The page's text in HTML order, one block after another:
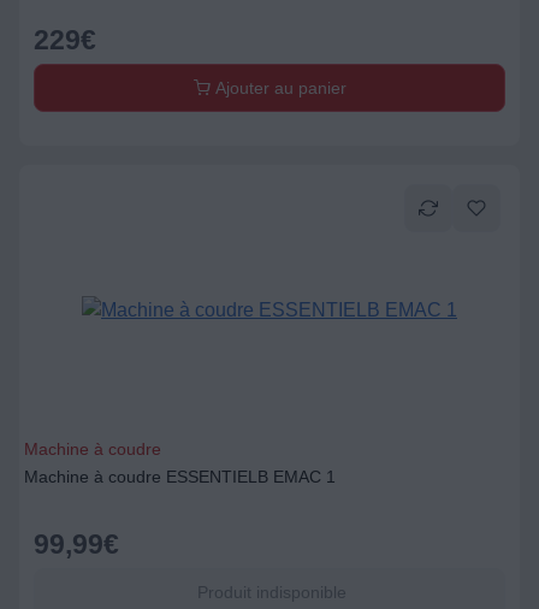
229€
Ajouter au panier
Machine à coudre
Machine à coudre ESSENTIELB EMAC 1
99,99€
Produit indisponible